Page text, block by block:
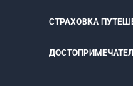
СТРАХОВКА